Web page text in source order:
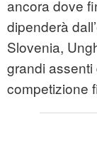
ancora dove
dipenderà
Slovenia,
grandi
competizione